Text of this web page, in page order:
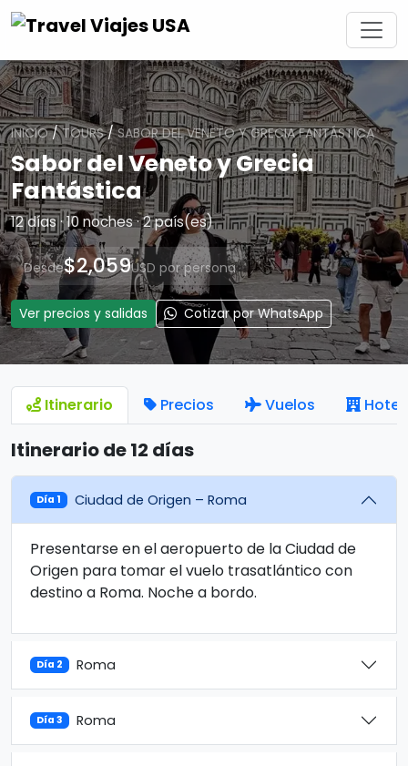
INICIO/TOURS/SABOR DEL VENETO Y GRECIA FANTÁSTICA
Sabor del Veneto y Grecia
Fantástica
12 días · 10 noches · 2 país(es)
Desde$2,059USD por persona
Ver precios y salidas Cotizar por WhatsApp
Itinerario Precios Vuelos
Itinerario de 12 días
Día 1 Ciudad de Origen – Roma
Presentarse en el aeropuerto de la Ciudad de
Origen para tomar el vuelo trasatlántico con
destino a Roma. Noche a bordo.
Día 2 Roma
Día 3 Roma